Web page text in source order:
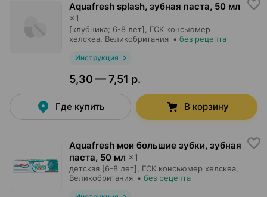
Aquafresh splash, зубная паста, 50 мл
×1
[клубника; 6-8 лет],
ГСК консьюмер
хелскеа , Великобритания • без рецепта
Инструкция
5,30 — 7,51 р.
Где купить В корзину
Aquafresh мои большие зубки, зубная
паста, 50 мл ×1
детская [6-8 лет], ГСК консьюмер хелскеа
Великобритания • без рецепта